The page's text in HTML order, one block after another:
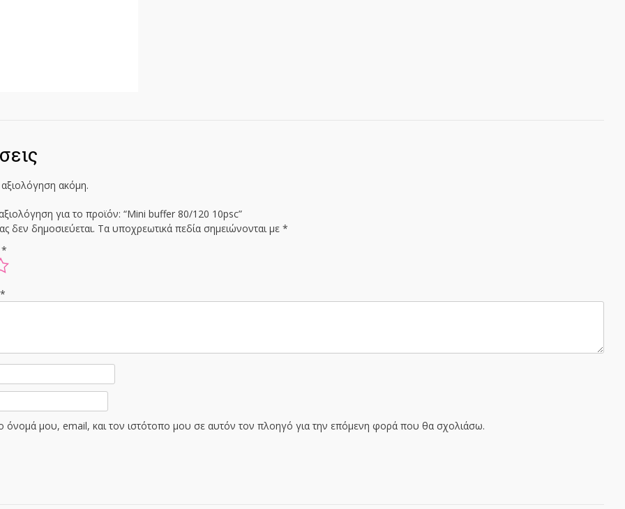
ακόμη.
για το προϊόν: “Mini buffer 80/120 10psc”
δεν δημοσιεύεται. Τα υποχρεωτικά πεδία σημειώνονται με*
*
*
όνομά μου, email, και τον ιστότοπο μου σε αυτόν τον πλοηγό για την επόμενη φορά που θα σχολιάσω.